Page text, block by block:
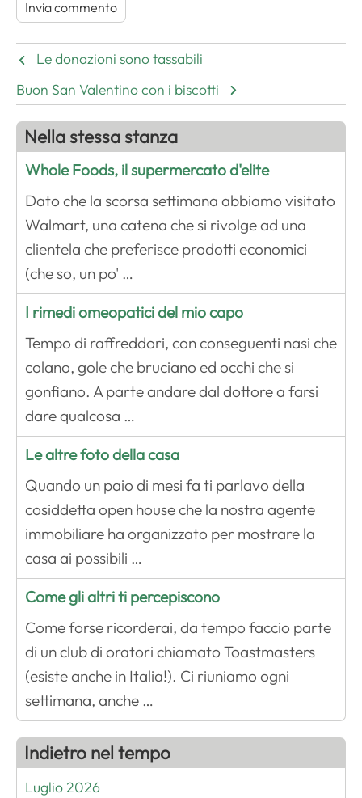
Le donazioni sono tassabili
Buon San Valentino con i biscotti
Nella stessa stanza
Whole Foods, il supermercato d'elite
Dato che la scorsa settimana abbiamo visitato
Walmart, una catena che si rivolge ad una
clientela che preferisce prodotti economici
(che so, un po' …
I rimedi omeopatici del mio capo
Tempo di raffreddori, con conseguenti nasi che
colano, gole che bruciano ed occhi che si
gonfiano. A parte andare dal dottore a farsi
dare qualcosa …
Le altre foto della casa
Quando un paio di mesi fa ti parlavo della
cosiddetta open house che la nostra agente
immobiliare ha organizzato per mostrare la
casa ai possibili …
Come gli altri ti percepiscono
Come forse ricorderai, da tempo faccio parte
di un club di oratori chiamato Toastmasters
(esiste anche in Italia!). Ci riuniamo ogni
settimana, anche …
Indietro nel tempo
Luglio 2026